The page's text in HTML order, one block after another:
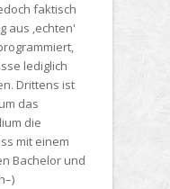
faktisch
aus ‚echten'
lediglich
Drittens ist
das
die
mit einem
Bachelor und